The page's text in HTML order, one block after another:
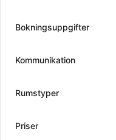
Bokningsuppgifter
Kommunikation
Rumstyper
Priser